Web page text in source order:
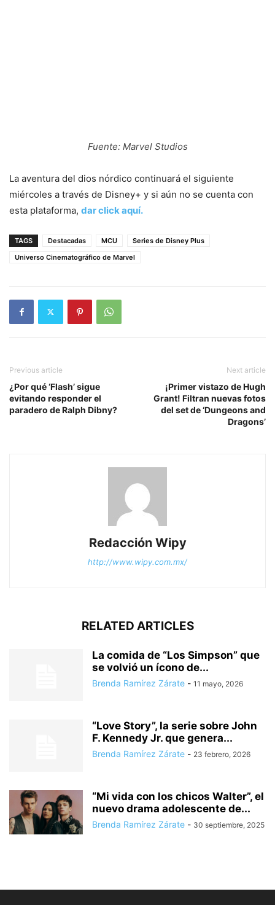
Fuente: Marvel Studios
La aventura del dios nórdico continuará el siguiente
miércoles a través de Disney+ y si aún no se cuenta con
esta plataforma, dar click aquí.
TAGS Destacadas MCU
Series de Disney Plus
Universo Cinematográfico de Marvel
Previous article
¿Por qué ‘Flash’ sigue
evitando responder el
paradero de Ralph Dibny?
Next article
¡Primer vistazo de Hugh
Grant! Filtran nuevas fotos
del set de ‘Dungeons and
Dragons’
Redacción Wipy
http://www.wipy.com.mx/
RELATED ARTICLES
La comida de “Los Simpson” que
se volvió un ícono de...
Brenda Ramírez Zárate - 11 mayo, 2026
“Love Story”, la serie sobre John
F. Kennedy Jr. que genera...
Brenda Ramírez Zárate - 23 febrero, 2026
“Mi vida con los chicos Walter”, el
nuevo drama adolescente de...
Brenda Ramírez Zárate - 30 septiembre, 2025